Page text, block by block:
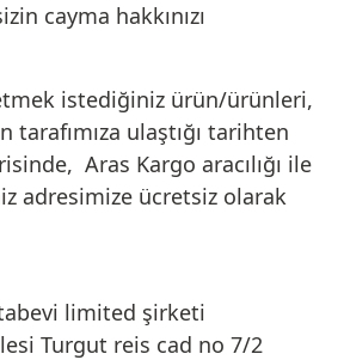
cayma hakkınızı
istediğiniz ürün/ürünleri,
ulaştığı tarihten
Aras Kargo aracılığı ile
adresimize ücretsiz olarak
limited şirketi
Turgut reis cad no 7/2